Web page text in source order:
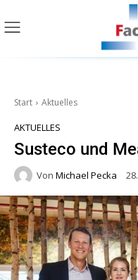
Start Aktuelles
AKTUELLES
Susteco und
Von Michael Pecka